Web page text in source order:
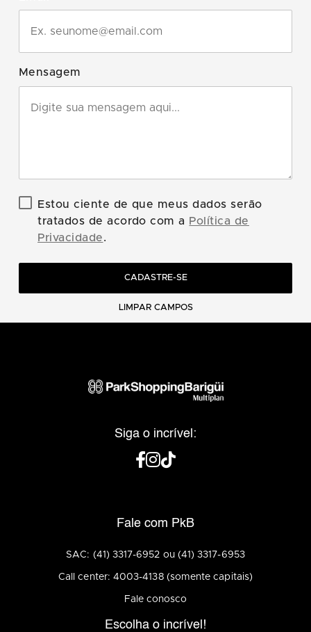
Mensagem
Estou ciente de que meus dados serão
tratados de acordo com a Política de
Privacidade.
CADASTRE-SE
LIMPAR CAMPOS
Siga o incrível:
Fale com PkB
SAC: (41) 3317-6952 ou (41) 3317-6953
Call center: 4003-4138 (somente capitais)
Fale conosco
Escolha o incrível!